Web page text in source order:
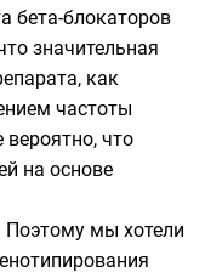
бета-блокаторов
значительная
как
частоты
что
на основе
Поэтому мы хотели